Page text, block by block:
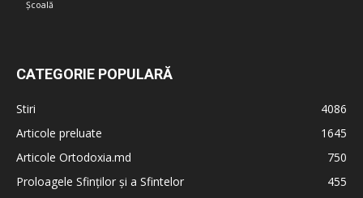
Școală
CATEGORIE POPULARĂ
Stiri
4086
Articole preluate
1645
Articole Ortodoxia.md
750
Proloagele Sfinților și a Sfintelor
455